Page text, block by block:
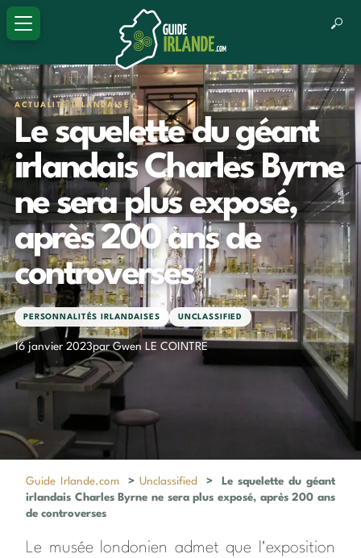
ACTUALITÉ IRLANDAISE
Le squelette du géant
irlandais Charles Byrne
ne sera plus exposé,
après 200 ans de
controverses
PERSONNALITÉS IRLANDAISES UNCLASSIFIED
16 janvier 2023par Gwen LE COINTRE
Guide Irlande.com > Unclassified >
Le squelette du géant
irlandais Charles Byrne ne sera plus exposé, après 200 ans
de controverses
Le musée londonien admet que l'exposition